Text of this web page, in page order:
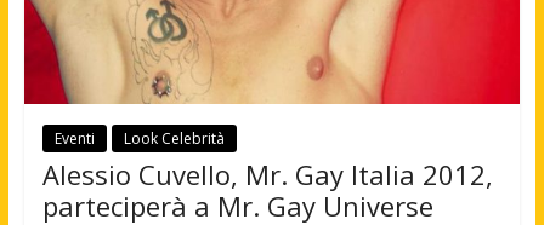
Eventi Look Celebrità
Alessio Cuvello, Mr. Gay Italia 2012,
parteciperà a Mr. Gay Universe